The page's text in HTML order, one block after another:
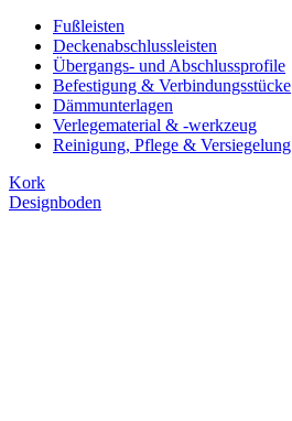
Fußleisten
Deckenabschlussleisten
Übergangs- und Abschlussprofile
Befestigung & Verbindungsstücke
Dämmunterlagen
Verlegematerial & -werkzeug
Reinigung, Pflege & Versiegelung
Kork
Designboden